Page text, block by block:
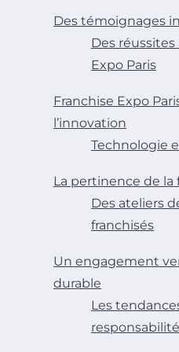
Des témoignages
Des
Expo Paris
Franchise Expo
l’innovation
Technologie
La pertinence de
Des ateliers
franchisés
Un engagement
durable
Les
responsabilité